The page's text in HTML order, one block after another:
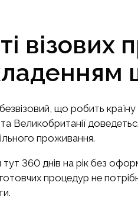
візових
безвізовий, що робить
Великобританії
проживання.
360 днів на рік без
процедур не